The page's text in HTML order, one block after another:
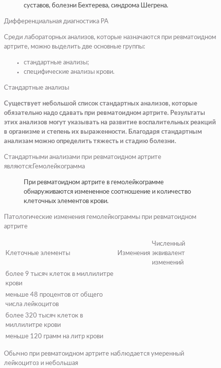
суставов, болезни Бехтерева, синдрома Шегрена.
Дифференциальная диагностика РА
Среди лабораторных анализов, которые назначаются при ревматоидном
артрите, можно выделить две основные группы:
стандартные анализы;
специфические анализы крови.
Стандартные анализы
Существует небольшой список стандартных анализов, которые
обязательно надо сдавать при ревматоидном артрите. Результаты
этих анализов могут указывать на развитие воспалительных реакций
в организме и степень их выраженности. Благодаря стандартным
анализам можно определить тяжесть и стадию болезни.
Стандартными анализами при ревматоидном артрите
являются:Гемолейкограмма
При ревматоидном артрите в гемолейкограмме
обнаруживаются измененное соотношение и количество
клеточных элементов крови.
Патологические изменения гемолейкограммы при ревматоидном
артрите
Клеточные элементы Изменения
Численный
эквивалент
изменений
более 9 тысяч клеток в миллилитре
крови
меньше 48 процентов от общего
числа лейкоцитов
более 320 тысяч клеток в
миллилитре крови
меньше 120 грамм на литр крови
Обычно при ревматоидном артрите наблюдается умеренный
лейкоцитоз и небольшая